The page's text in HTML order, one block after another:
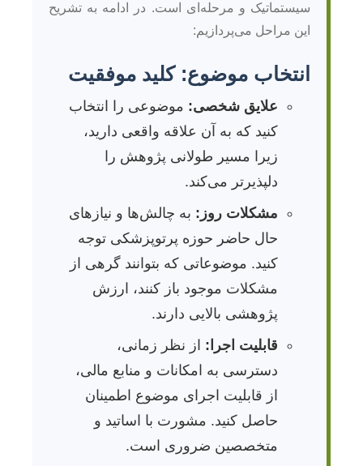
سیستماتیک و مرحله‌ای است. در ادامه به تشریح
این مراحل می‌پردازیم:
انتخاب موضوع: کلید موفقیت
علایق شخصی: موضوعی را انتخاب
کنید که به آن علاقه واقعی دارید،
زیرا مسیر طولانی پژوهش را
دلپذیرتر می‌کند.
مشکلات روز: به چالش‌ها و نیازهای
حال حاضر حوزه پرتوپزشکی توجه
کنید. موضوعاتی که بتوانند گرهی از
مشکلات موجود باز کنند، ارزش
پژوهشی بالایی دارند.
قابلیت اجرا: از نظر زمانی،
دسترسی به امکانات و منابع مالی،
از قابلیت اجرای موضوع اطمینان
حاصل کنید. مشورت با اساتید و
متخصصین ضروری است.